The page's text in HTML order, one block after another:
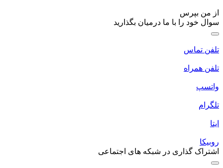
من بپرس
خود را با ما درمیان بگذارید
تماس
همراه
گذاری در شبکه های اجتماعی